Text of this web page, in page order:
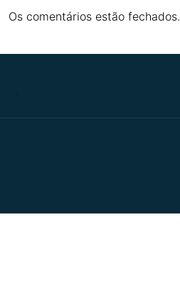
Os comentários estão fechados.